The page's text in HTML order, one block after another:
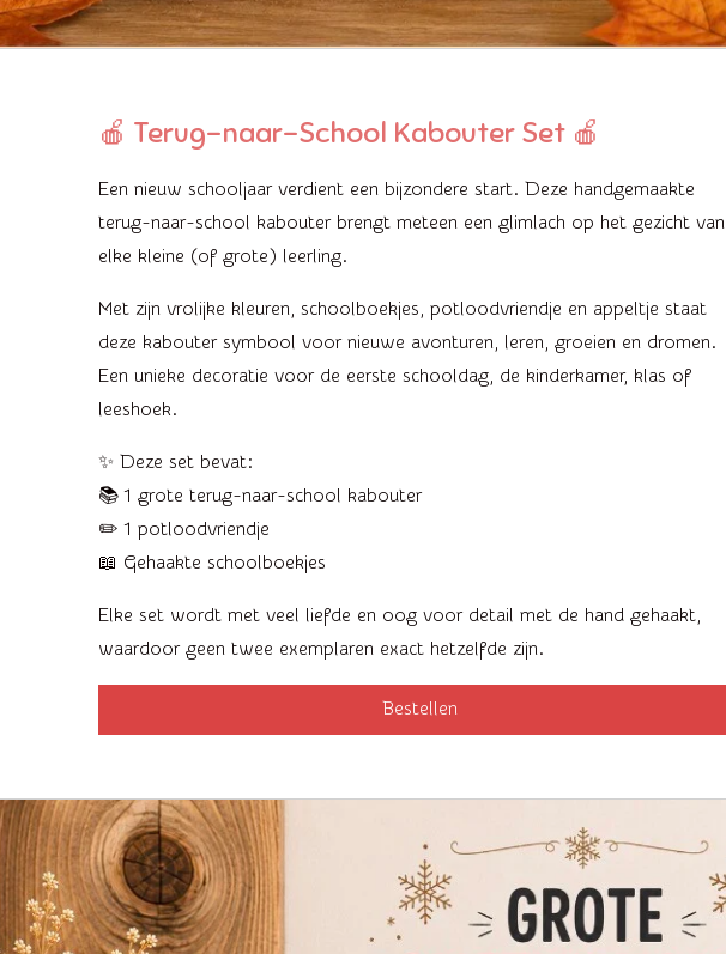
🍎 Terug-naar-School Kabouter Set 🍎
Een nieuw schooljaar verdient een bijzondere start. Deze handgemaakte
terug-naar-school kabouter brengt meteen een glimlach op het gezicht van
elke kleine (of grote) leerling.
Met zijn vrolijke kleuren, schoolboekjes, potloodvriendje en appeltje staat
deze kabouter symbool voor nieuwe avonturen, leren, groeien en dromen.
Een unieke decoratie voor de eerste schooldag, de kinderkamer, klas of
leeshoek.
✨ Deze set bevat:
📚 1 grote terug-naar-school kabouter
✏️ 1 potloodvriendje
📖 Gehaakte schoolboekjes
Elke set wordt met veel liefde en oog voor detail met de hand gehaakt,
waardoor geen twee exemplaren exact hetzelfde zijn.
Bestellen